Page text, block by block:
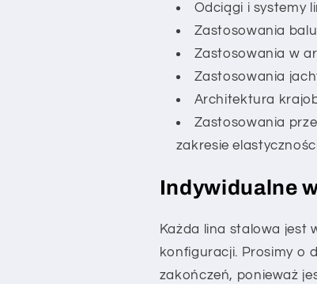
Odciągi i systemy
Zastosowania
Zastosowania w
Zastosowania
Architektura
Zastosowania
zakresie
Indywidualne
Każda lina stalowa jest
konfiguracji. Prosimy o
zakończeń, ponieważ